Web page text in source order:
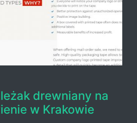
drewniany na
w Krakowie